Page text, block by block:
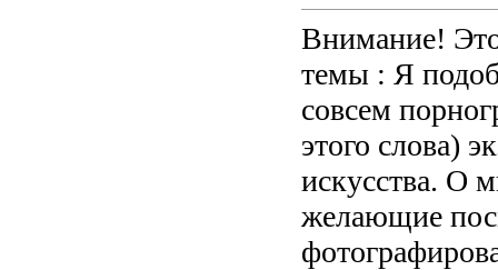
Внимание!
темы : Я
совсем
этого слова)
искусства. О
желающие